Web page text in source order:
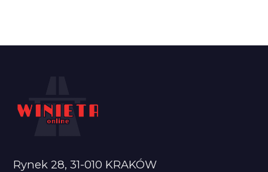
Rynek 28, 31-010 KRAKÓW